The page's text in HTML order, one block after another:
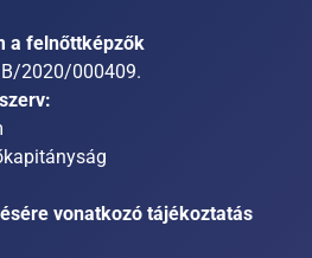
a felnőttképzők
B/2020/000409.
vonatkozó tájékoztatás